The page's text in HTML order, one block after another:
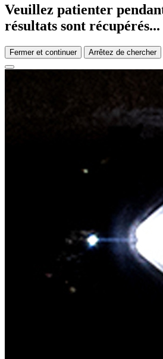
Veuillez patienter
résultats sont récupérés...
Fermer et continuer Arrêtez de chercher